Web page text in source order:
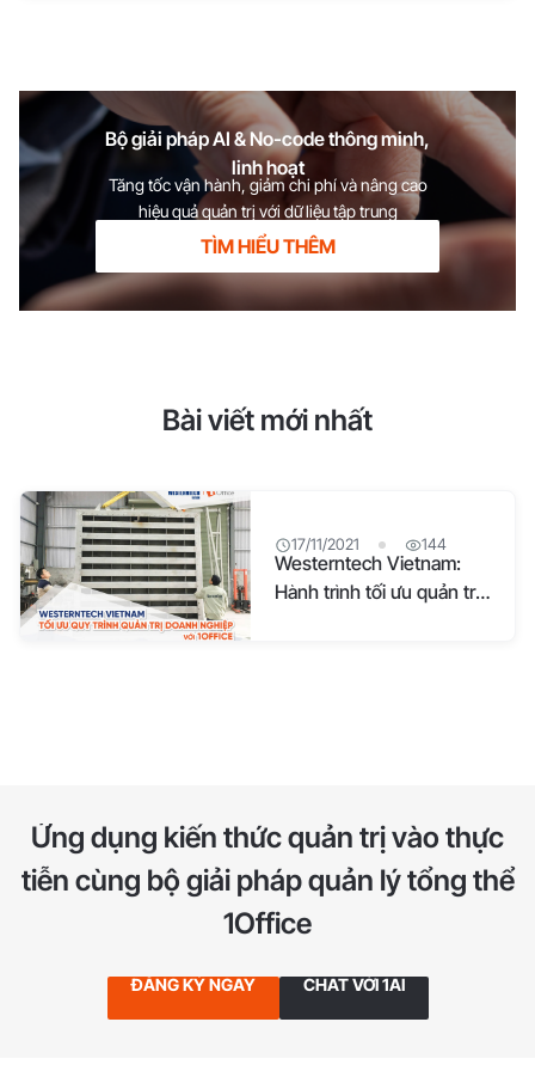
Bộ giải pháp AI & No-code thông minh,
linh hoạt
Tăng tốc vận hành, giảm chi phí và nâng cao
hiệu quả quản trị với dữ liệu tập trung
TÌM HIỂU THÊM
Bài viết mới nhất
17/11/2021 144
Westerntech Vietnam:
Hành trình tối ưu quản trị
Ứng dụng kiến thức quản trị vào thực
tiễn cùng bộ giải pháp quản lý tổng thể
1Office
ĐĂNG KÝ NGAY CHAT VỚI 1AI